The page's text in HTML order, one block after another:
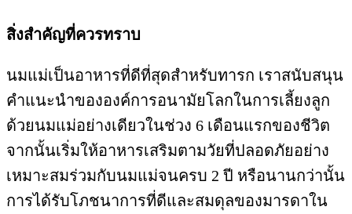
สิ่งสำคัญที่ควรทราบ
นมแม่เป็นอาหารที่ดีที่สุดสำหรับทารก เราสนับสนุน
คำแนะนำขององค์การอนามัยโลกในการเลี้ยงลูก
ด้วยนมแม่อย่างเดียวในช่วง 6 เดือนแรกของชีวิต
จากนั้นเริ่มให้อาหารเสริมตามวัยที่ปลอดภัยอย่าง
เหมาะสมร่วมกับนมแม่จนครบ 2 ปี หรือนานกว่านั้น
การได้รับโภชนาการที่ดีและสมดุลของมารดาใน